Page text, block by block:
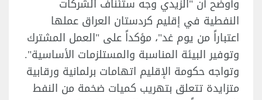
النفطية في إقليم كردستان العراق عملها
اعتباراً من يوم غد"، مؤكداً على "العمل المشترك
وتوفير البيئة المناسبة والمستلزمات الأساسية".
وتواجه حكومة الإقليم اتهامات برلمانية ورقابية
متزايدة تتعلق بتهريب كميات ضخمة من النفط